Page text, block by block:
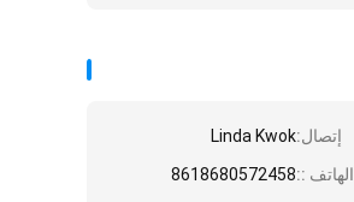
إتصال:Linda Kwok
الهاتف ::8618680572458